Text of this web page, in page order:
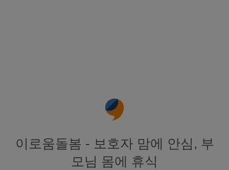
이로움돌봄 - 보호자 맘에 안심, 부
모님 몸에 휴식